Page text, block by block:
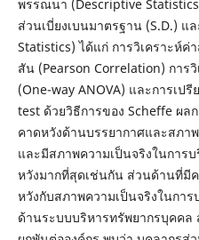
พรรณนา (Descriptive
ส่วนเบี่ยงเบนมาตรฐาน (S.D.)
Statistics) ได้แก่ การวิเคราะห์
สัน (Pearson Correlation) การ
(One-way ANOVA) และการเป
test ด้วยวิธีการของ Scheffe ผล
คาดหวังด้านบรรยากาศและสภา
และมีสภาพความเป็นจริงในการ
หวังมากที่สุดเช่นกัน ส่วนด้านที่มี
หวังกับสภาพความเป็นจริงในกา
ด้านระบบบริหารทรัพยากรบุคคล